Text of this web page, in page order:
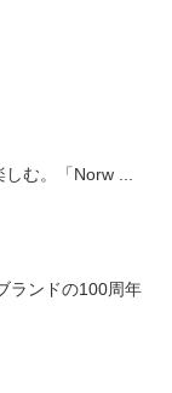
しむ。「Norw ...
ランドの100周年